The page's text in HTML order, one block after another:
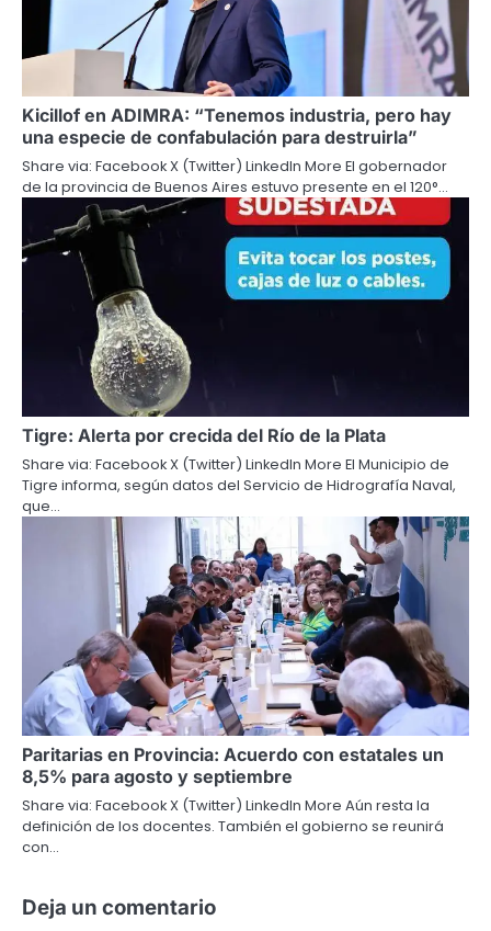
Kicillof en ADIMRA: “Tenemos industria, pero hay
una especie de confabulación para destruirla”
Share via: Facebook X (Twitter) LinkedIn More El gobernador
de la provincia de Buenos Aires estuvo presente en el 120°…
Tigre: Alerta por crecida del Río de la Plata
Share via: Facebook X (Twitter) LinkedIn More El Municipio de
Tigre informa, según datos del Servicio de Hidrografía Naval,
que…
Paritarias en Provincia: Acuerdo con estatales un
8,5% para agosto y septiembre
Share via: Facebook X (Twitter) LinkedIn More Aún resta la
definición de los docentes. También el gobierno se reunirá
con…
Deja un comentario